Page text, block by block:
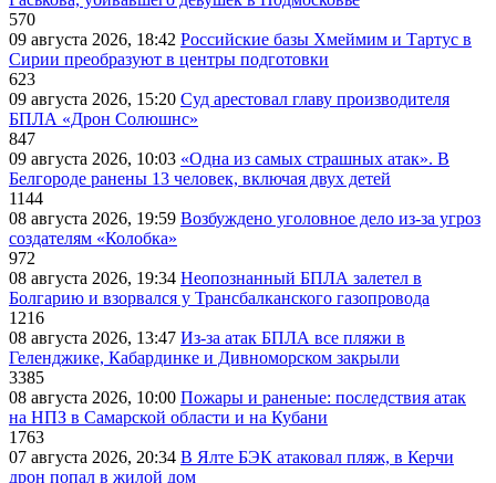
570
09 августа 2026, 18:42 Российские базы Хмеймим и Тартус в
Сирии преобразуют в центры подготовки
623
09 августа 2026, 15:20 Суд арестовал главу производителя
БПЛА «Дрон Солюшнс»
847
09 августа 2026, 10:03 «Одна из самых страшных атак». В
Белгороде ранены 13 человек, включая двух детей
1144
08 августа 2026, 19:59 Возбуждено уголовное дело из-за угроз
создателям «Колобка»
972
08 августа 2026, 19:34 Неопознанный БПЛА залетел в
Болгарию и взорвался у Трансбалканского газопровода
1216
08 августа 2026, 13:47 Из-за атак БПЛА все пляжи в
Геленджике, Кабардинке и Дивноморском закрыли
3385
08 августа 2026, 10:00 Пожары и раненые: последствия атак
на НПЗ в Самарской области и на Кубани
1763
07 августа 2026, 20:34 В Ялте БЭК атаковал пляж, в Керчи
дрон попал в жилой дом